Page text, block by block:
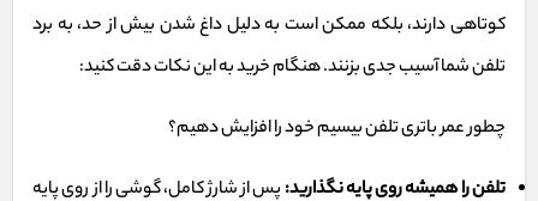
کوتاهی دارند، بلکه ممکن است به دلیل داغ شدن بیش از حد، به برد
تلفن شما آسیب جدی بزنند. هنگام خرید به این نکات دقت کنید:
چطور عمر باتری تلفن بیسیم خود را افزایش دهیم؟
تلفن را همیشه روی پایه نگذارید: پس از شارژ کامل، گوشی را از روی پایه